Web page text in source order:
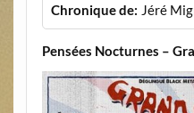
Chronique de: Jéré
Pensées Nocturnes –